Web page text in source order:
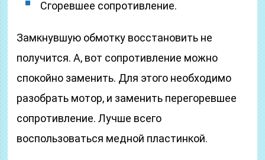
Сгоревшее сопротивление.
Замкнувшую обмотку восстановить не
получится. А, вот сопротивление можно
спокойно заменить. Для этого необходимо
разобрать мотор, и заменить перегоревшее
сопротивление. Лучше всего
воспользоваться медной пластинкой.